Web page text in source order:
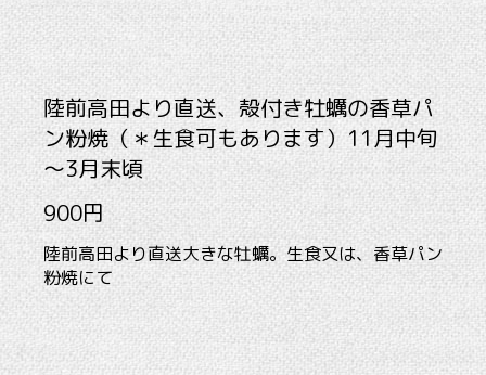
陸前高田より直送、殻付き牡蠣の香草パ
ン粉焼（＊生食可もあります）11月中旬
～3月末頃
900円
陸前高田より直送大きな牡蠣。生食又は、香草パン
粉焼にて